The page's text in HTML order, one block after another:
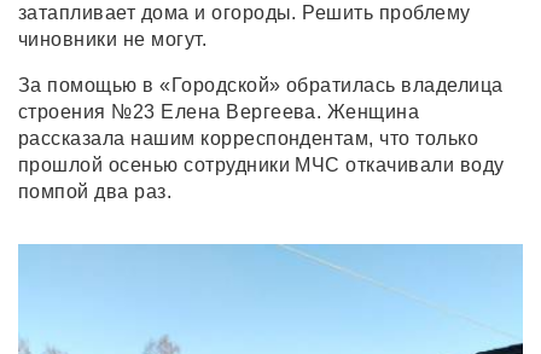
затапливает дома и огороды. Решить проблему
чиновники не могут.
За помощью в «Городской» обратилась владелица
строения №23 Елена Вергеева. Женщина
рассказала нашим корреспондентам, что только
прошлой осенью сотрудники МЧС откачивали воду
помпой два раз.